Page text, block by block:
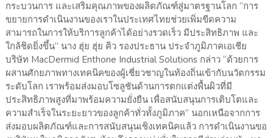
กระบวนการ และเสริมคุณภาพของผลิตภัณฑ์สู่มาตรฐานโลก “การ
ขยายการดำเนินงานของเราในประเทศไทยช่วยเพิ่มขีดความ
สามารถในการให้บริการลูกค้าได้อย่างรวดเร็ว มีประสิทธิภาพ และ
ใกล้ชิดยิ่งขึ้น” นาง ฮุ่ย ฮุ่ย คิว รองประธาน ประจำภูมิภาคเอเชีย
บริษัท MacDermid Enthone Industrial Solutions กล่าว “ด้วยการ
ผสานศักยภาพทางเทคนิคของผู้เชี่ยวชาญในท้องถิ่นเข้ากับนวัตกรรม
ระดับโลก เราพร้อมส่งมอบโซลูชันด้านการตกแต่งพื้นผิวที่มี
ประสิทธิภาพสูงที่มาพร้อมความยั่งยืน เพื่อสนับสนุนการเติบโตและ
ความสำเร็จในระยะยาวของลูกค้าทั่วทั้งภูมิภาค” นอกเหนือจากการ
ส่งมอบผลิตภัณฑ์และการสนับสนุนเชิงเทคนิคแล้ว การดำเนินงานขอ